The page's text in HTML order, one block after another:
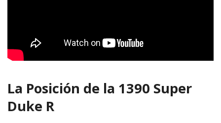
La Posición de la 1390 Super
Duke R